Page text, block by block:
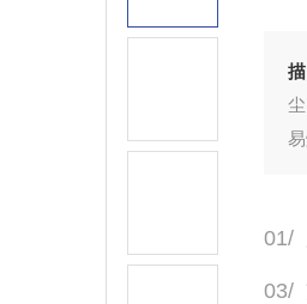
01/
03/